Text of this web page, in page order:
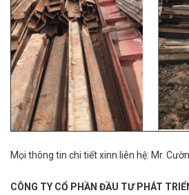
Mọi thông tin chi tiết xinn liên hệ: Mr.
CÔNG TY CỔ PHẦN ĐẦU TƯ PHÁT